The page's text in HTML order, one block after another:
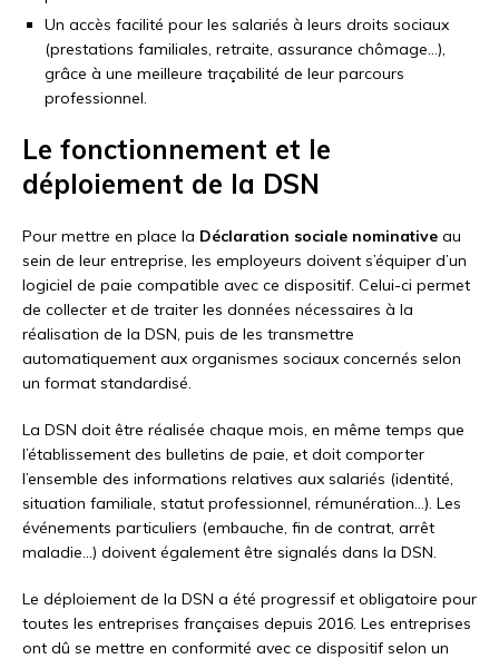
Un accès facilité pour les salariés à leurs droits sociaux
(prestations familiales, retraite, assurance chômage…),
grâce à une meilleure traçabilité de leur parcours
professionnel.
Le fonctionnement et le
déploiement de la DSN
Pour mettre en place la Déclaration sociale nominative au
sein de leur entreprise, les employeurs doivent s’équiper d’un
logiciel de paie compatible avec ce dispositif. Celui-ci permet
de collecter et de traiter les données nécessaires à la
réalisation de la DSN, puis de les transmettre
automatiquement aux organismes sociaux concernés selon
un format standardisé.
La DSN doit être réalisée chaque mois, en même temps que
l’établissement des bulletins de paie, et doit comporter
l’ensemble des informations relatives aux salariés (identité,
situation familiale, statut professionnel, rémunération…). Les
événements particuliers (embauche, fin de contrat, arrêt
maladie…) doivent également être signalés dans la DSN.
Le déploiement de la DSN a été progressif et obligatoire pour
toutes les entreprises françaises depuis 2016. Les entreprises
ont dû se mettre en conformité avec ce dispositif selon un